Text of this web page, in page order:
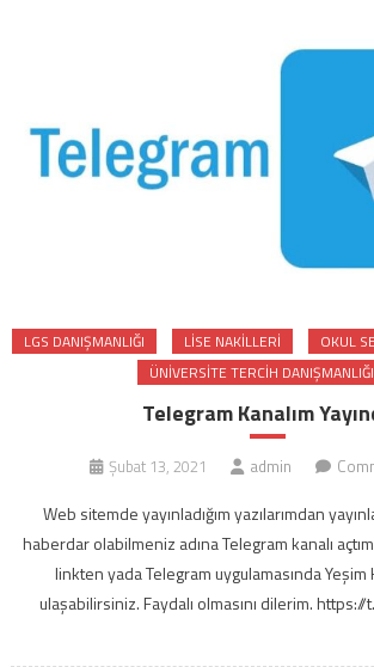
LGS DANIŞMANLIĞI LISE NAKILLERI
OKUL
ÜNIVERSITE TERCIH DANIŞMANLIĞI
Telegram Kanalım
Şubat 13, 2021 admin
Web sitemde yayınladığım yazılarımdan
haberdar olabilmeniz adına Telegram kanalı
linkten yada Telegram uygulamasında
ulaşabilirsiniz. Faydalı olmasını dilerim.